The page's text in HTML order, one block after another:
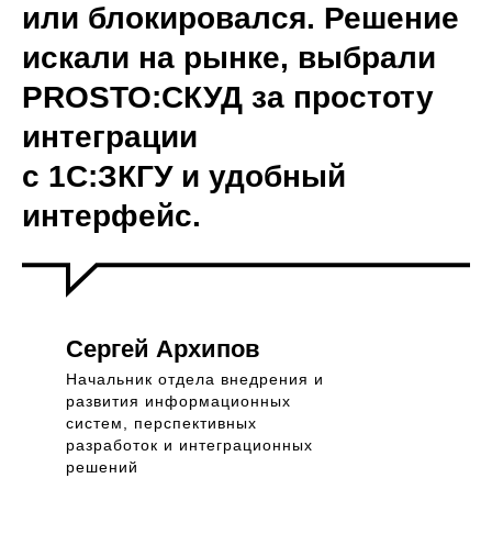
или блокировался. Решение
искали на рынке, выбрали
PROSTO:СКУД за простоту
интеграции
с 1С:ЗКГУ и удобный
интерфейс.
Сергей Архипов
Начальник отдела внедрения и
развития информационных
систем, перспективных
разработок и интеграционных
решений